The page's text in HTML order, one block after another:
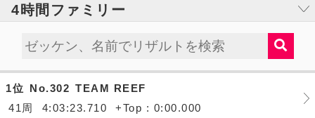
4時間ファミリー
1位 No.302 TEAM REEF
41周
4:03:23.710 +Top : 0:00.000